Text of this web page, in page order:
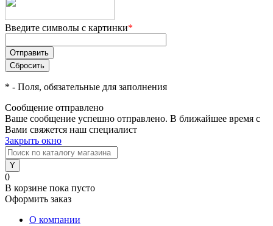
Введите символы с картинки*
* - Поля, обязательные для заполнения
Сообщение отправлено
Ваше сообщение успешно отправлено. В ближайшее время с
Вами свяжется наш специалист
Закрыть окно
0
В корзине пока пусто
Оформить заказ
О компании